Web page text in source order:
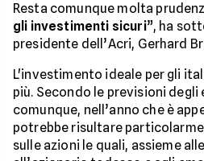
Resta comunque molta
gli investimenti sicuri”, ha
presidente dell’Acri, Gerhard
L'investimento ideale per gli
più. Secondo le previsioni degli
comunque, nell’anno che è
potrebbe risultare
sulle azioni le quali, assieme